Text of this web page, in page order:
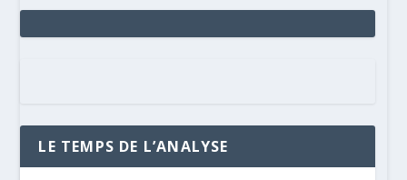
LE TEMPS DE L’ANALYSE